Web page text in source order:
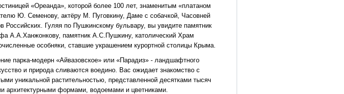
«Ореанда», которой более 100 лет, знаменитым «платаном
Ю. Семенову, актёру М. Пуговкину, Даме с собачкой, Часовней
Российских. Гуляя по Пушкинскому бульвару, вы увидите памятник
А.А.Ханжонкову, памятник А.С.Пушкину, католический Храм
особняки, ставшие украшением курортной столицы Крыма.
парка-модерн «Айвазовское» или «Парадиз» - ландшафтного
и природа сливаются воедино. Вас ожидает знакомство с
уникальной растительностью, представленной десятками тысяч
архитектурными формами, водоемами и цветниками.